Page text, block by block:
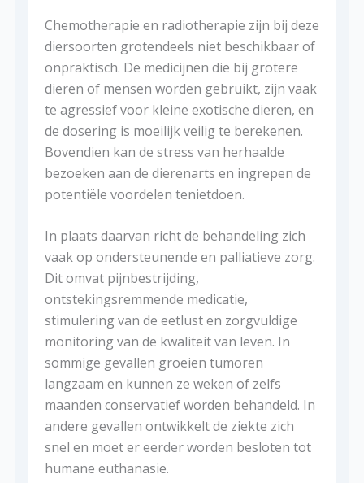
Chemotherapie en radiotherapie zijn bij deze
diersoorten grotendeels niet beschikbaar of
onpraktisch. De medicijnen die bij grotere
dieren of mensen worden gebruikt, zijn vaak
te agressief voor kleine exotische dieren, en
de dosering is moeilijk veilig te berekenen.
Bovendien kan de stress van herhaalde
bezoeken aan de dierenarts en ingrepen de
potentiële voordelen tenietdoen.
In plaats daarvan richt de behandeling zich
vaak op ondersteunende en palliatieve zorg.
Dit omvat pijnbestrijding,
ontstekingsremmende medicatie,
stimulering van de eetlust en zorgvuldige
monitoring van de kwaliteit van leven. In
sommige gevallen groeien tumoren
langzaam en kunnen ze weken of zelfs
maanden conservatief worden behandeld. In
andere gevallen ontwikkelt de ziekte zich
snel en moet er eerder worden besloten tot
humane euthanasie.